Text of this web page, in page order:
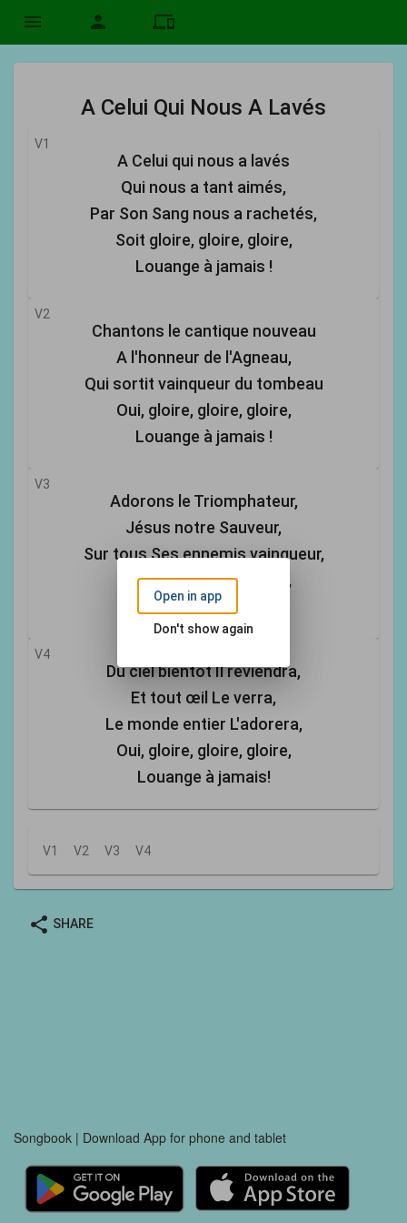
menu person devices
A Celui Qui Nous A Lavés
V1
A Celui qui nous a lavés
Qui nous a tant aimés,
Par Son Sang nous a rachetés,
Soit gloire, gloire, gloire,
Louange à jamais !
V2
Chantons le cantique nouveau
A l'honneur de l'Agneau,
Qui sortit vainqueur du tombeau
Oui, gloire, gloire, gloire,
Louange à jamais !
V3
Adorons le Triomphateur,
Jésus notre Sauveur,
Sur tous Ses ennemis vainqueur,
Oui, gloire, gloire, gloire,
Louange à jamais !
V4
Du ciel bientôt Il reviendra,
Et tout œil Le verra,
Le monde entier L'adorera,
Oui, gloire, gloire, gloire,
Louange à jamais!
V1 V2 V3 V4
share SHARE
Songbook | Download App for phone and tablet
Open in app
Don't show again